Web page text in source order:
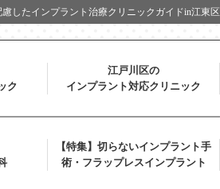
したインプラント治療クリニックガイドin江東区
ク
江戸川区の
インプラント対応クリニック
【特集】切らないインプラント手
術・フラップレスインプラント